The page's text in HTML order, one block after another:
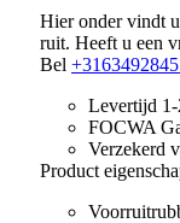
Hier onder vindt
ruit. Heeft u een
Bel
Levertijd
FOCWA
Verzekerd
Product